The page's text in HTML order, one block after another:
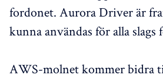
fordonet. Aurora Driver är
kunna användas för alla slags
AWS-molnet kommer bidra